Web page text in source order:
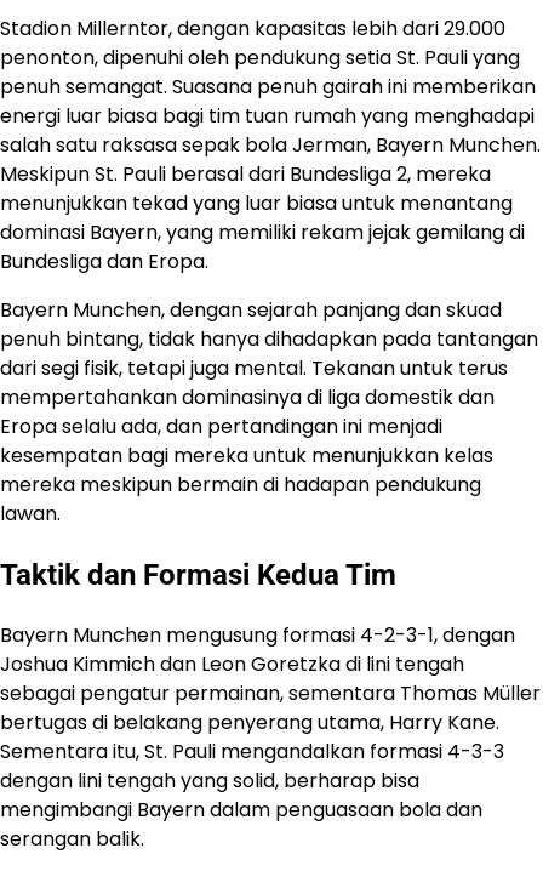
Stadion Millerntor, dengan kapasitas lebih dari 29.000
penonton, dipenuhi oleh pendukung setia St. Pauli yang
penuh semangat. Suasana penuh gairah ini memberikan
energi luar biasa bagi tim tuan rumah yang menghadapi
salah satu raksasa sepak bola Jerman, Bayern Munchen.
Meskipun St. Pauli berasal dari Bundesliga 2, mereka
menunjukkan tekad yang luar biasa untuk menantang
dominasi Bayern, yang memiliki rekam jejak gemilang di
Bundesliga dan Eropa.
Bayern Munchen, dengan sejarah panjang dan skuad
penuh bintang, tidak hanya dihadapkan pada tantangan
dari segi fisik, tetapi juga mental. Tekanan untuk terus
mempertahankan dominasinya di liga domestik dan
Eropa selalu ada, dan pertandingan ini menjadi
kesempatan bagi mereka untuk menunjukkan kelas
mereka meskipun bermain di hadapan pendukung
lawan.
Taktik dan Formasi Kedua Tim
Bayern Munchen mengusung formasi 4-2-3-1, dengan
Joshua Kimmich dan Leon Goretzka di lini tengah
sebagai pengatur permainan, sementara Thomas Müller
bertugas di belakang penyerang utama, Harry Kane.
Sementara itu, St. Pauli mengandalkan formasi 4-3-3
dengan lini tengah yang solid, berharap bisa
mengimbangi Bayern dalam penguasaan bola dan
serangan balik.